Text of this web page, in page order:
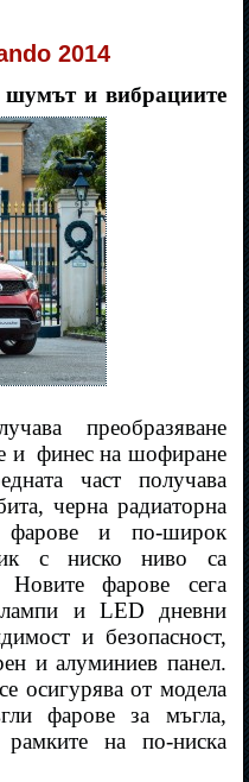
2014
шумът и вибрациите
преобразяване
и финес на шофиране
част получава
черна радиаторна
фарове и по-широк
с ниско ниво са
Новите фарове сега
и LED дневни
и безопасност,
и алуминиев панел.
осигурява от модела
фарове за мъгла,
на по-ниска